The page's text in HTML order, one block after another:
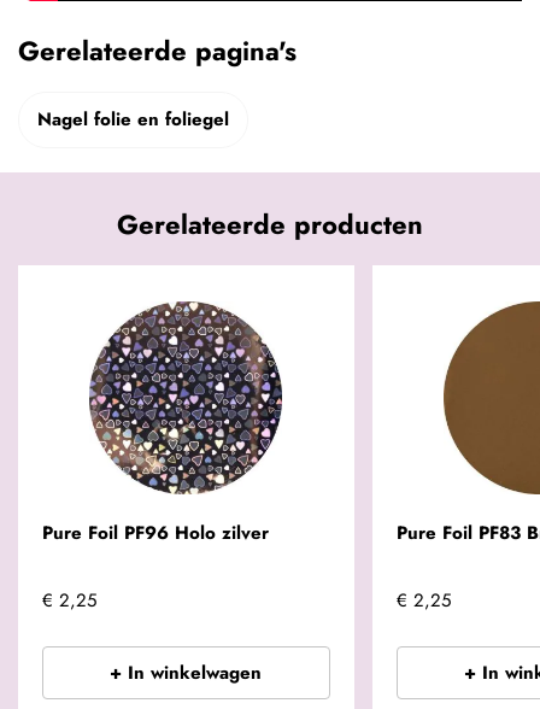
Gerelateerde pagina's
Nagel folie en foliegel
Gerelateerde producten
Pure Foil PF96 Holo zilver
€ 2,25
+ In winkelwagen
Pure Foil PF83
€ 2,25
+ In